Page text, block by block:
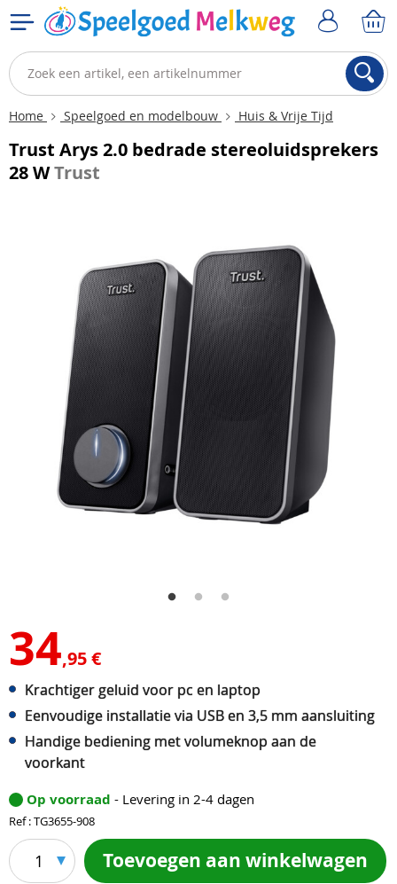
Home Speelgoed en modelbouw Huis & Vrije Tijd
Trust Arys 2.0 bedrade stereoluidsprekers
28 WTrust
34,95 €
Krachtiger geluid voor pc en laptop
Eenvoudige installatie via USB en 3,5 mm aansluiting
Handige bediening met volumeknop aan de
voorkant
Op voorraad - Levering in 2-4 dagen
Ref : TG3655-908
1 Toevoegen aan winkelwagen